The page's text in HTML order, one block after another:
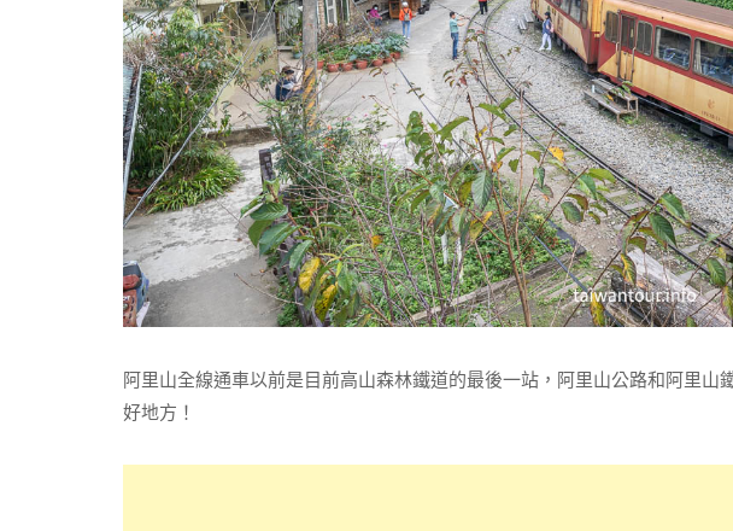
阿里山全線通車以前是目前高山森林鐵道的最後一站，阿里山公路和阿里
好地方！